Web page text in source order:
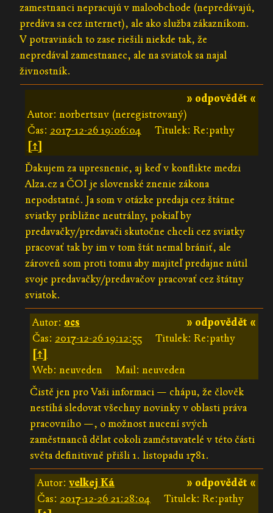
zamestnanci nepracujú v maloobchode (nepredávajú,
predáva sa cez internet), ale ako služba zákazníkom.
V potravinách to zase riešili niekde tak, že
nepredával zamestnanec, ale na sviatok sa najal
živnostník.
» odpovědět «
Autor: norbertsnv (neregistrovaný)
Čas: 2017-12-26 19:06:04
Titulek: Re:pathy
[↑]
Ďakujem za upresnenie, aj keď v konflikte medzi
Alza.cz a ČOI je slovenské znenie zákona
nepodstatné. Ja som v otázke predaja cez štátne
sviatky približne neutrálny, pokiaľ by
predavačky/predavači skutočne chceli cez sviatky
pracovať tak by im v tom štát nemal brániť, ale
zároveň som proti tomu aby majiteľ predajne nútil
svoje predavačky/predavačov pracovať cez štátny
sviatok.
» odpovědět «
Autor: ocs
Čas: 2017-12-26 19:12:55
Titulek: Re:pathy
[↑]
Web: neuveden
Mail: neuveden
Čistě jen pro Vaši informaci — chápu, že člověk
nestíhá sledovat všechny novinky v oblasti práva
pracovního —, o možnost nucení svých
zaměstnanců dělat cokoli zaměstavatelé v této části
světa definitivně přišli 1. listopadu 1781.
» odpovědět «
Autor:velkej Ká
Čas: 2017-12-26 21:28:04
Titulek: Re:pathy